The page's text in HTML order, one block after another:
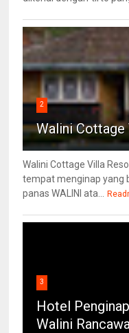
2
Walini
Walini Cottage Villa
tempat menginap yang
panas WALINI ata...
3
Hotel
Walini